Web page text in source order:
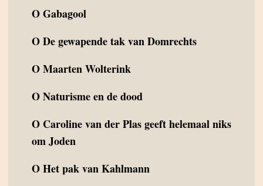
OGabagool
ODe gewapende tak van Domrechts
OMaarten Wolterink
ONaturisme en de dood
O Caroline van der Plas geeft helemaal niks
om Joden
OHet pak van Kahlmann